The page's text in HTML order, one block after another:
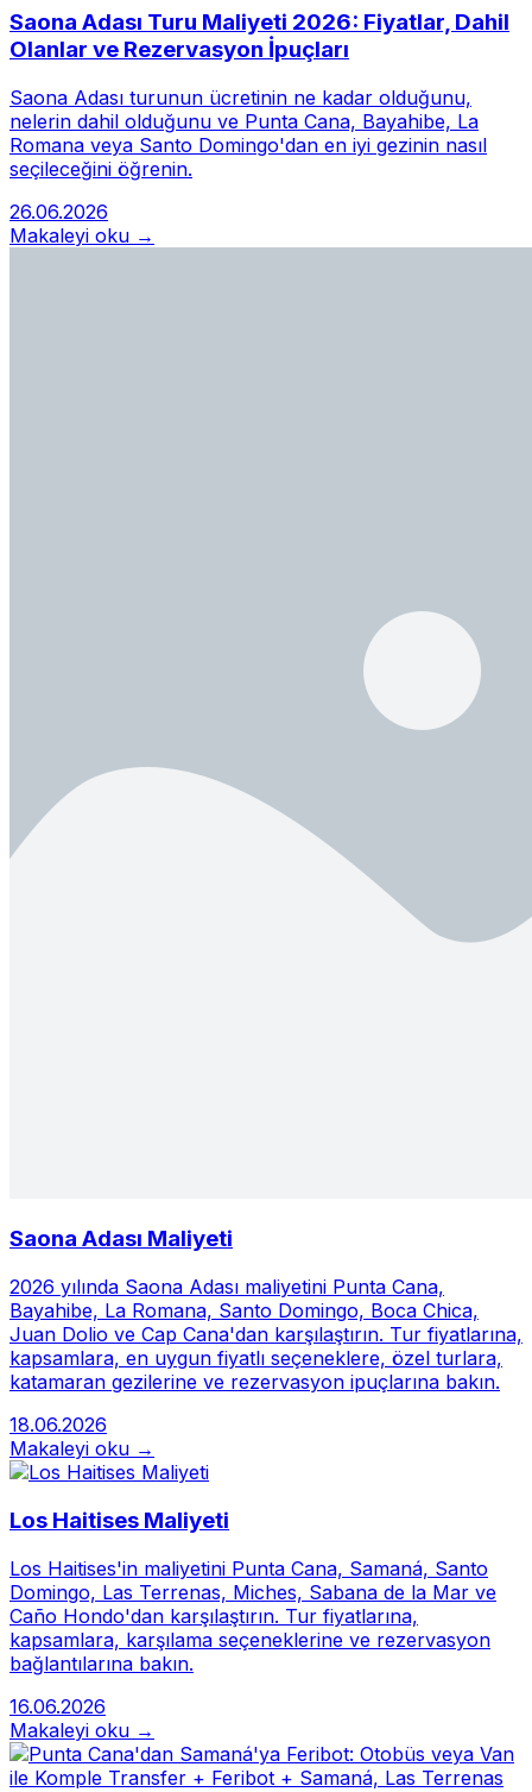
Saona Adası Turu Maliyeti 2026: Fiyatlar, Dahil
Olanlar ve Rezervasyon İpuçları
Saona Adası turunun ücretinin ne kadar olduğunu,
nelerin dahil olduğunu ve Punta Cana, Bayahibe, La
Romana veya Santo Domingo'dan en iyi gezinin nasıl
seçileceğini öğrenin.
26.06.2026
Makaleyi oku →
Saona Adası Maliyeti
2026 yılında Saona Adası maliyetini Punta Cana,
Bayahibe, La Romana, Santo Domingo, Boca Chica,
Juan Dolio ve Cap Cana'dan karşılaştırın. Tur fiyatlarına,
kapsamlara, en uygun fiyatlı seçeneklere, özel turlara,
katamaran gezilerine ve rezervasyon ipuçlarına bakın.
18.06.2026
Makaleyi oku →
Los Haitises Maliyeti
Los Haitises'in maliyetini Punta Cana, Samaná, Santo
Domingo, Las Terrenas, Miches, Sabana de la Mar ve
Caño Hondo'dan karşılaştırın. Tur fiyatlarına,
kapsamlara, karşılama seçeneklerine ve rezervasyon
bağlantılarına bakın.
16.06.2026
Makaleyi oku →